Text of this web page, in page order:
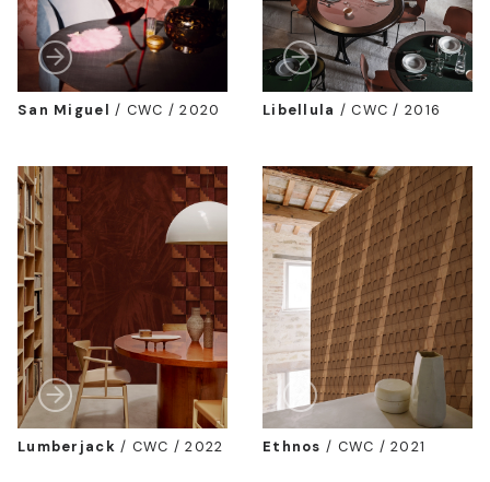
San Miguel / CWC / 2020 Libellula /CWC / 2016
Lumberjack / CWC / 2022 Ethnos / CWC / 2021